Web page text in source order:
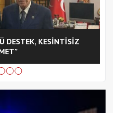
DESTEK, KESİNTİSİZ